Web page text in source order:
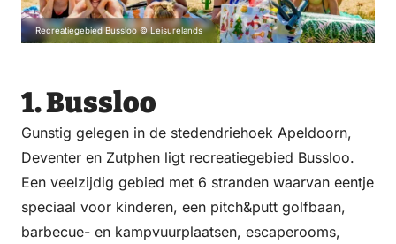
Recreatiegebied Bussloo © Leisurelands
1. Bussloo
Gunstig gelegen in de stedendriehoek Apeldoorn,
Deventer en Zutphen ligt recreatiegebied Bussloo.
Een veelzijdig gebied met 6 stranden waarvan eentje
speciaal voor kinderen, een pitch&putt golfbaan,
barbecue- en kampvuurplaatsen, escaperooms,